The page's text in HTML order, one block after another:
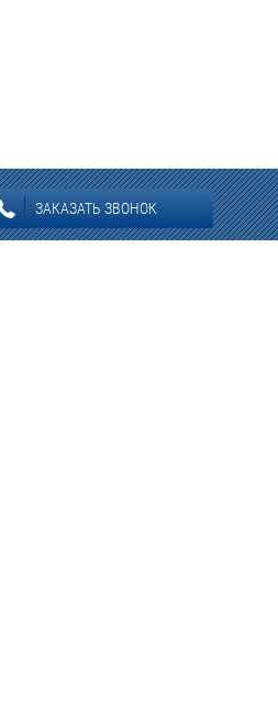
ЗАКАЗАТЬ ЗВОНОК